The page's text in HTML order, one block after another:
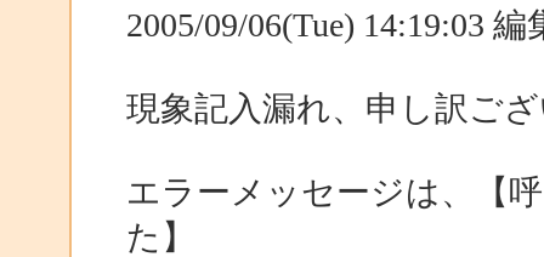
2005/09/06(Tue) 14:19:03
現象記入漏れ、申し訳ご
エラーメッセージは、【
た】